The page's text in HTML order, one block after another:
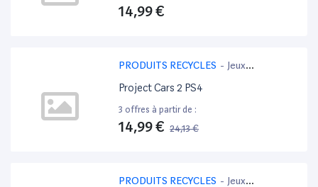
14,99 €
PRODUITS RECYCLES - Jeux
PlayStation 4
Project Cars 2 PS4
3 offres à partir de :
14,99 € 24,13 €
PRODUITS RECYCLES - Jeux